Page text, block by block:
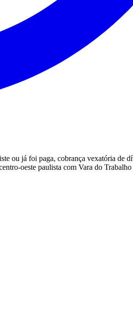
ou já foi paga, cobrança vexatória de
oeste paulista com Vara do